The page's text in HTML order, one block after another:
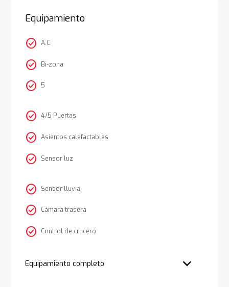
Equipamiento
check_circle A.C
check_circle Bi-zona
check_circle 5
check_circle 4/5 Puertas
check_circle Asientos calefactables
check_circle Sensor luz
check_circle Sensor lluvia
check_circle Cámara trasera
check_circle Control de crucero
Equipamiento completo